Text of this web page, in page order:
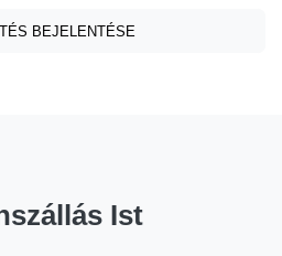
BEJELENTÉSE
Ist